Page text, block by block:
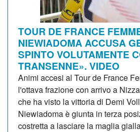
TOUR DE FRANCE
NIEWIADOMA ACCUSA
SPINTO VOLUTAMENTE
TRANSENNE». VIDEO
Animi accesi al Tour de France
l'ottava frazione con arrivo a
che ha visto la vittoria di Demi
Niewiadoma è giunta in terza
costretta a lasciare la maglia